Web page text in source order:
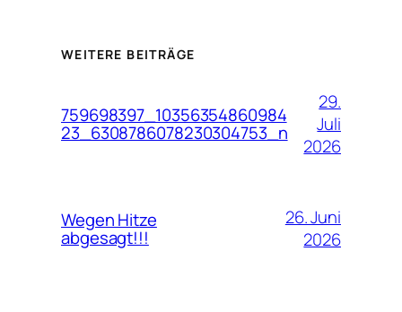
WEITERE BEITRÄGE
759698397_10356354860984
23_6308786078230304753_n
29.
Juli
2026
Wegen Hitze
abgesagt!!!
26. Juni
2026